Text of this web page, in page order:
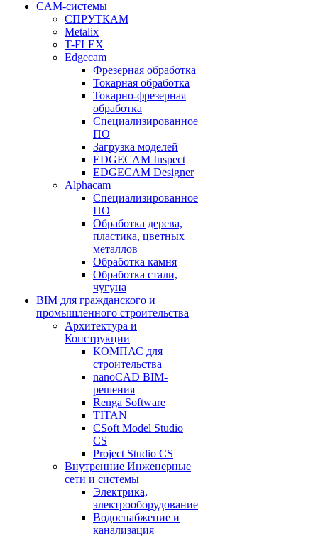
CAM-системы
СПРУТКAM
Metalix
T-FLEX
Edgecam
Фрезерная обработка
Токарная обработка
Токарно-фрезерная
обработка
Специализированное
ПО
Загрузка моделей
EDGECAM Inspect
EDGECAM Designer
Alphacam
Специализированное
ПО
Обработка дерева,
пластика, цветных
металлов
Обработка камня
Обработка стали,
чугуна
BIM для гражданского и
промышленного строительства
Архитектура и
Конструкции
КОМПАС для
строительства
nanoCAD BIM-
решения
Renga Software
TITAN
CSoft Model Studio
CS
Project Studio CS
Внутренние Инженерные
сети и системы
Электрика,
электрооборудование
Водоснабжение и
канализация